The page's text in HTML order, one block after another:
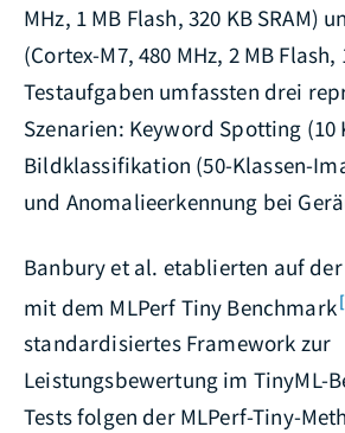
MHz, 1 MB Flash, 320 KB SRAM)
(Cortex-M7, 480 MHz, 2 MB Flash,
Testaufgaben umfassten drei
Szenarien: Keyword Spotting (10
Bildklassifikation (50-Klassen-
und Anomalieerkennung bei
Banbury et al. etablierten auf der
mit dem MLPerf Tiny Benchmark
standardisiertes Framework zur
Leistungsbewertung im TinyML-
Tests folgen der MLPerf-Tiny-